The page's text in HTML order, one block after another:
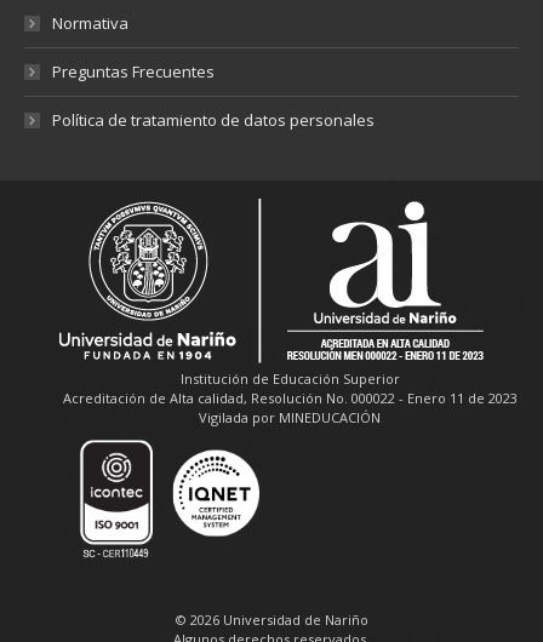
Normativa
Preguntas Frecuentes
Política de tratamiento de datos personales
Institución de Educación Superior
Acreditación de Alta calidad, Resolución No. 000022 - Enero 11 de 2023
Vigilada por MINEDUCACIÓN
© 2026 Universidad de Nariño